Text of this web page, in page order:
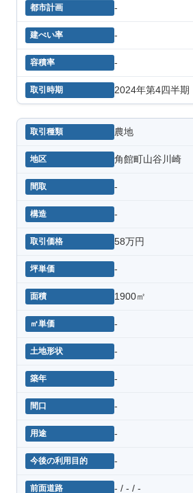
-
-
-
2024年第4四半期
農地
角館町山谷川崎
-
-
58万円
-
1900㎡
-
-
-
-
-
-
- / - / -